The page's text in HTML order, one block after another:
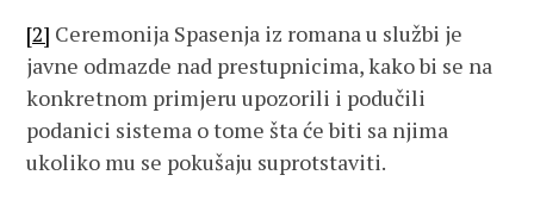
[2] Ceremonija Spasenja iz romana u službi je
javne odmazde nad prestupnicima, kako bi se na
konkretnom primjeru upozorili i podučili
podanici sistema o tome šta će biti sa njima
ukoliko mu se pokušaju suprotstaviti.